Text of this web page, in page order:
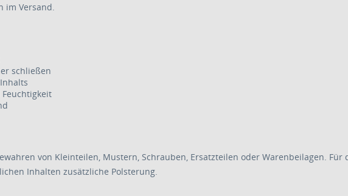
im Versand.
schließen
von Kleinteilen, Mustern, Schrauben, Ersatzteilen oder Warenbeilagen.
Inhalten zusätzliche Polsterung.